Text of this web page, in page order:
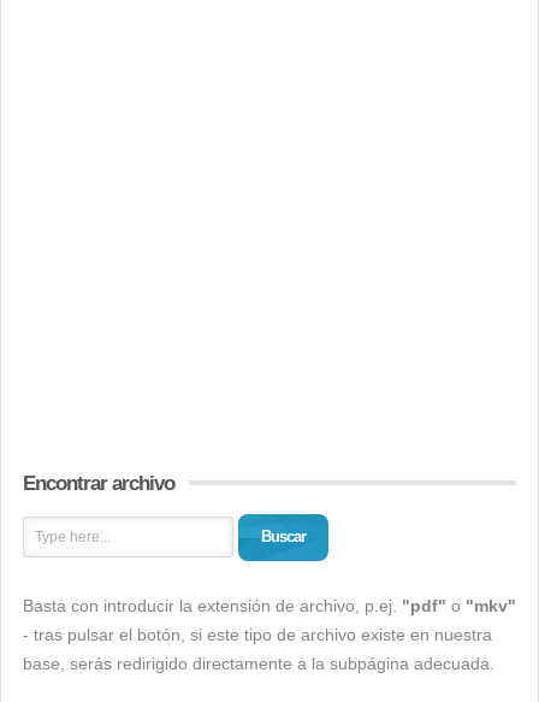
Encontrar archivo
Buscar
Basta con introducir la extensión de archivo, p.ej. "pdf" o "mkv"
- tras pulsar el botón, si este tipo de archivo existe en nuestra
base, serás redirigido directamente a la subpágina adecuada.